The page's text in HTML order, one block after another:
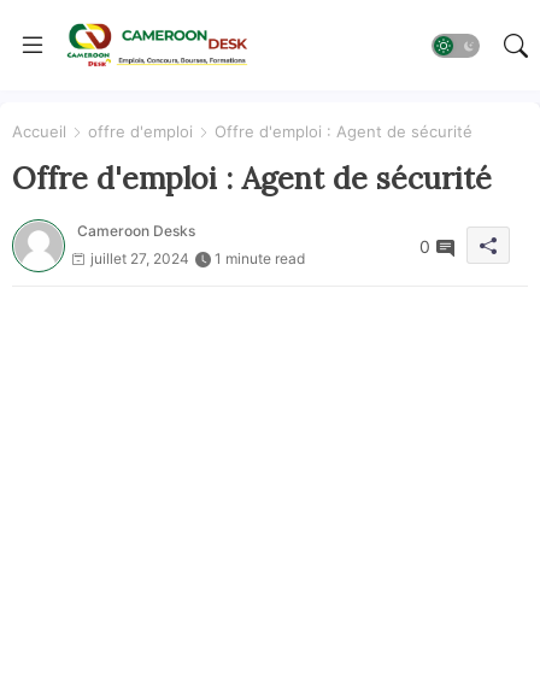
Accueil offre d'emploi Offre d'emploi : Agent de sécurité
Offre d'emploi : Agent de sécurité
Cameroon Desks
juillet 27, 2024
1 minute read
0